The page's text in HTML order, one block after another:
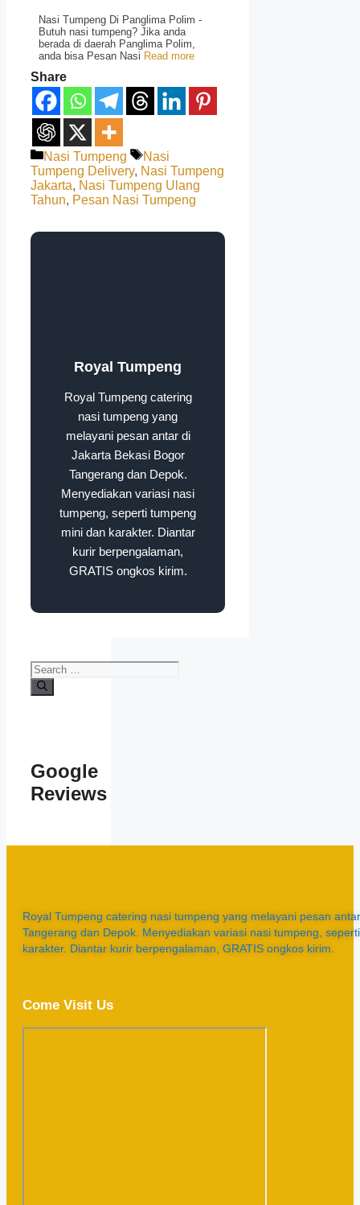
Nasi Tumpeng Di Panglima Polim -
Butuh nasi tumpeng? Jika anda
berada di daerah Panglima Polim,
anda bisa Pesan Nasi Read more
Share
Categories
Nasi Tumpeng Tags
Nasi
Tumpeng Delivery, Nasi Tumpeng
Jakarta, Nasi Tumpeng Ulang
Tahun, Pesan Nasi Tumpeng
Royal Tumpeng
Royal Tumpeng catering
nasi tumpeng yang
melayani pesan antar di
Jakarta Bekasi Bogor
Tangerang dan Depok.
Menyediakan variasi nasi
tumpeng, seperti tumpeng
mini dan karakter. Diantar
kurir berpengalaman,
GRATIS ongkos kirim.
Search
for:
Google
Reviews
Royal Tumpeng catering nasi tumpeng yang melayani pesan
Tangerang dan Depok. Menyediakan variasi nasi tumpeng,
karakter. Diantar kurir berpengalaman, GRATIS ongkos kirim.
Come Visit Us